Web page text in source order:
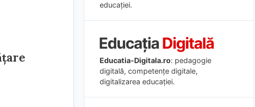
educației.
Educatia-Digitala.ro: pedagogie
digitală, competențe digitale,
digitalizarea educației.